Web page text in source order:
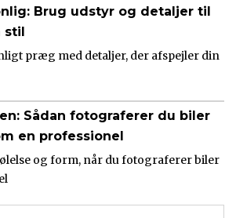
Brug udstyr og detaljer til
stil
præg med detaljer, der afspejler din
Sådan fotograferer du biler
en professionel
og form, når du fotograferer biler